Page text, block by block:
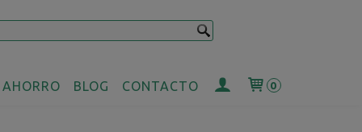
AHORRO BLOG CONTACTO 0